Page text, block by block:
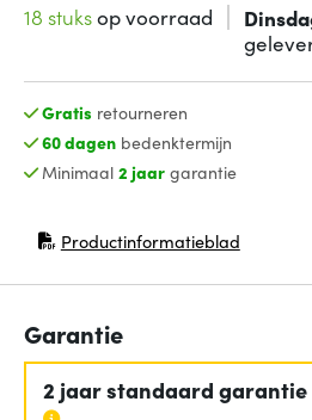
18 stuksop voorraad
Gratis retourneren
60 dagenbedenktermijn
Minimaal 2 jaargarantie
Productinformatieblad
(opent in nieuw venster)
Garantie
2 jaar standaard garantie